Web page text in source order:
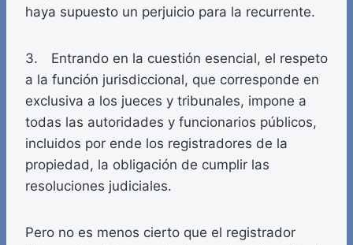
haya supuesto un perjuicio para la recurrente.
3. Entrando en la cuestión esencial, el respeto
a la función jurisdiccional, que corresponde en
exclusiva a los jueces y tribunales, impone a
todas las autoridades y funcionarios públicos,
incluidos por ende los registradores de la
propiedad, la obligación de cumplir las
resoluciones judiciales.
Pero no es menos cierto que el registrador